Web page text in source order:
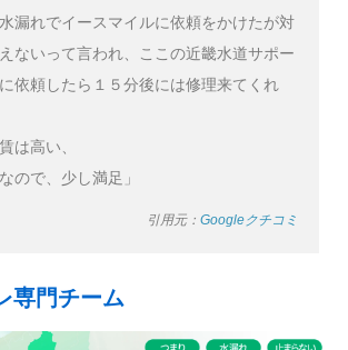
水漏れでイースマイルに依頼をかけたが対
ないって言われ、ここの近畿水道サポー
依頼したら１５分後には修理来てくれ
は高い、
ので、少し満足」
引用元： Googleクチコミ
専門チーム